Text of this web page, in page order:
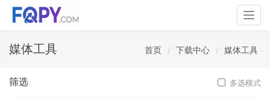
媒体工具 首页 下载中心 媒体工具
筛选 多选模式